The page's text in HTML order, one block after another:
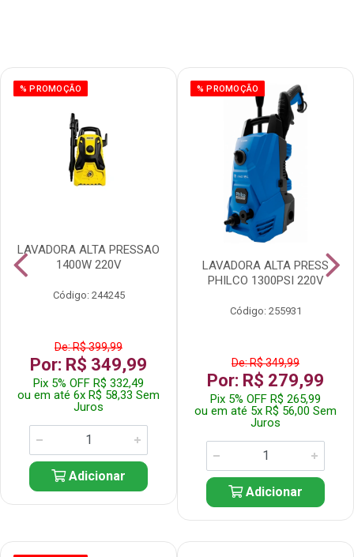
% PROMOÇÃO
LAVADORA ALTA PRESSAO
1400W 220V
Código: 244245
De: R$ 399,99
Por: R$ 349,99
Pix 5% OFF R$ 332,49
ou em até 6x R$ 58,33 Sem
Juros
Adicionar
% PROMOÇÃO
LAVADORA ALTA PRESS
PHILCO 1300PSI 220V
Código: 255931
De: R$ 349,99
Por: R$ 279,99
Pix 5% OFF R$ 265,99
ou em até 5x R$ 56,00 Sem
Juros
Adicionar